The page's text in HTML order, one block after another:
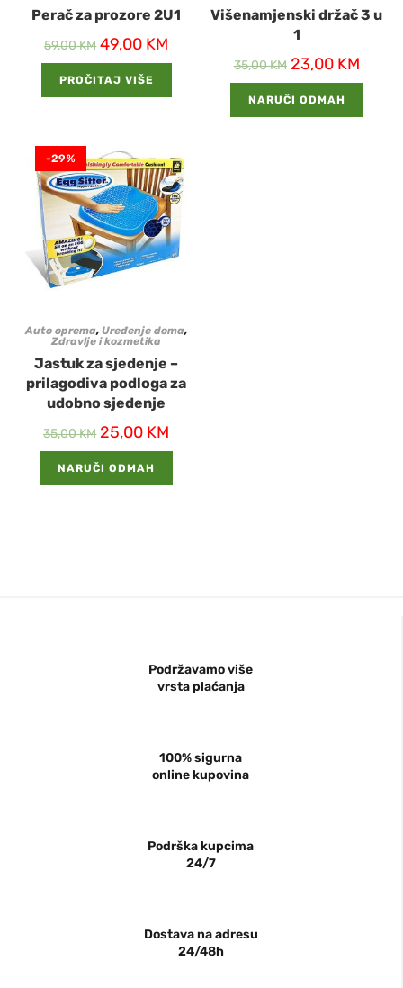
Perač za prozore 2U1
59,00KM 49,00 KM
PROČITAJ VIŠE
Višenamjenski držač 3 u
1
35,00KM 23,00 KM
NARUČI ODMAH
-29%
Auto oprema,Uređenje doma,
Zdravlje i kozmetika
Jastuk za sjedenje –
prilagodiva podloga za
udobno sjedenje
35,00KM 25,00 KM
NARUČI ODMAH
Podržavamo više
vrsta plaćanja
100% sigurna
online kupovina
Podrška kupcima
24/7
Dostava na adresu
24/48h